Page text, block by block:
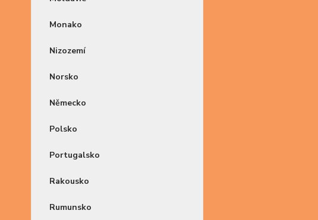
Monako
Nizozemí
Norsko
Německo
Polsko
Portugalsko
Rakousko
Rumunsko